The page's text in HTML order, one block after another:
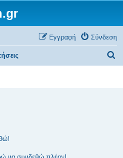
Σύνδεση
Εγγραφή